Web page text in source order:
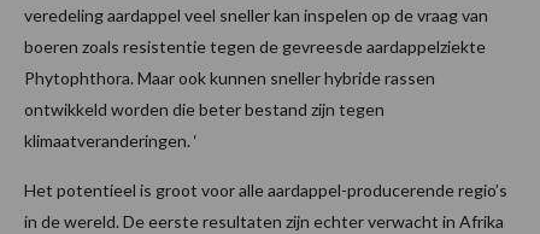
veredeling aardappel veel sneller kan inspelen op de vraag van
boeren zoals resistentie tegen de gevreesde aardappelziekte
Phytophthora. Maar ook kunnen sneller hybride rassen
ontwikkeld worden die beter bestand zijn tegen
klimaatveranderingen. ‘
Het potentieel is groot voor alle aardappel-producerende regio’s
in de wereld. De eerste resultaten zijn echter verwacht in Afrika